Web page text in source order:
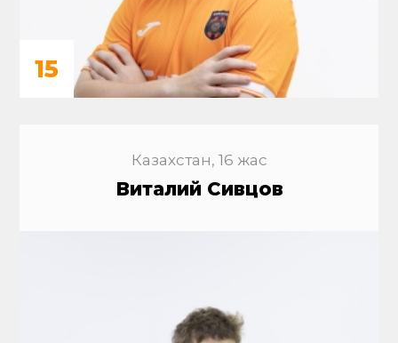
15
Казахстан, 16 жас
Виталий Сивцов